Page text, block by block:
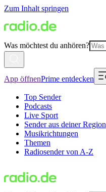
Zum Inhalt springen
Was möchtest du anhören?
App öffnenPrime entdecken
Top Sender
Podcasts
Live Sport
Sender aus deiner Region
Musikrichtungen
Themen
Radiosender von A-Z